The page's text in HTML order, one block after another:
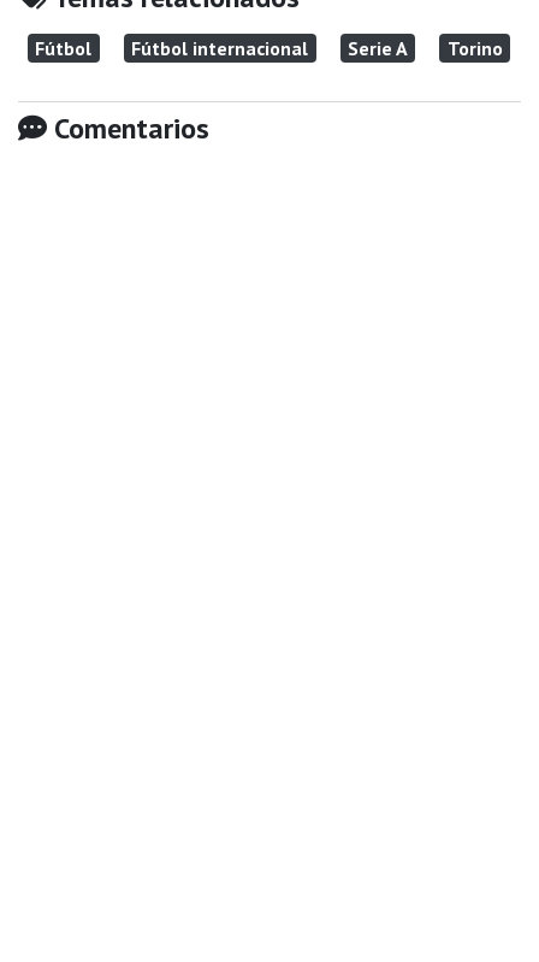
Fútbol Fútbol internacional Serie A Torino
Comentarios